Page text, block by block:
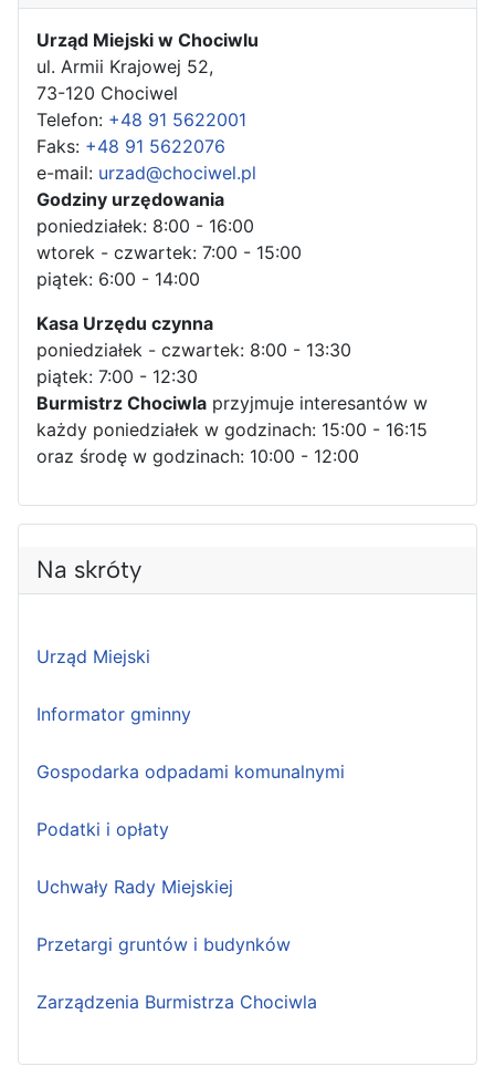
Urząd Miejski w Chociwlu
ul. Armii Krajowej 52,
73-120 Chociwel
Telefon: +48 91 5622001
Faks: +48 91 5622076
e-mail: urzad@chociwel.pl
Godziny urzędowania
poniedziałek: 8:00 - 16:00
wtorek - czwartek: 7:00 - 15:00
piątek: 6:00 - 14:00
Kasa Urzędu czynna
poniedziałek - czwartek: 8:00 - 13:30
piątek: 7:00 - 12:30
Burmistrz Chociwla przyjmuje interesantów w
każdy poniedziałek w godzinach: 15:00 - 16:15
oraz środę w godzinach: 10:00 - 12:00
Na skróty
Urząd Miejski
Informator gminny
Gospodarka odpadami komunalnymi
Podatki i opłaty
Uchwały Rady Miejskiej
Przetargi gruntów i budynków
Zarządzenia Burmistrza Chociwla